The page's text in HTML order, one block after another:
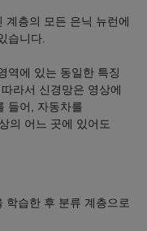
계층의 모든 은닉 뉴런에
습니다.
역에 있는 동일한 특징
라서 신경망은 영상에
들어, 자동차를
의 어느 곳에 있어도
학습한 후 분류 계층으로